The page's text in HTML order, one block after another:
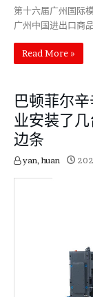
第十六届广州国际
广州中国进出口商
Read More »
巴顿菲尔
业安装了
边条
yan, huan